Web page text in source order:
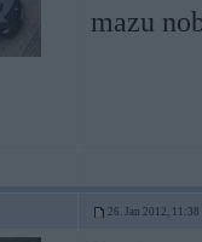
mazu
26. Jan 2012, 11:38